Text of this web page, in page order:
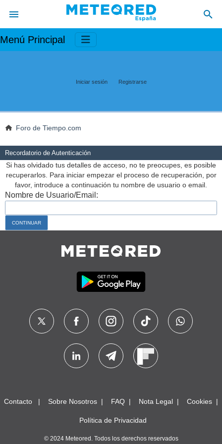
Menú Principal
Iniciar sesión Registrarse
Foro de Tiempo.com
Recordatorio de Autenticación
Si has olvidado tus detalles de acceso, no te preocupes, es posible
recuperarlos. Para iniciar empezar el proceso de recuperación, por
favor, introduce a continuación tu nombre de usuario o email.
Nombre de Usuario/Email:
Contacto Sobre Nosotros FAQ Nota Legal Cookies
Política de Privacidad
© 2024 Meteored. Todos los derechos reservados